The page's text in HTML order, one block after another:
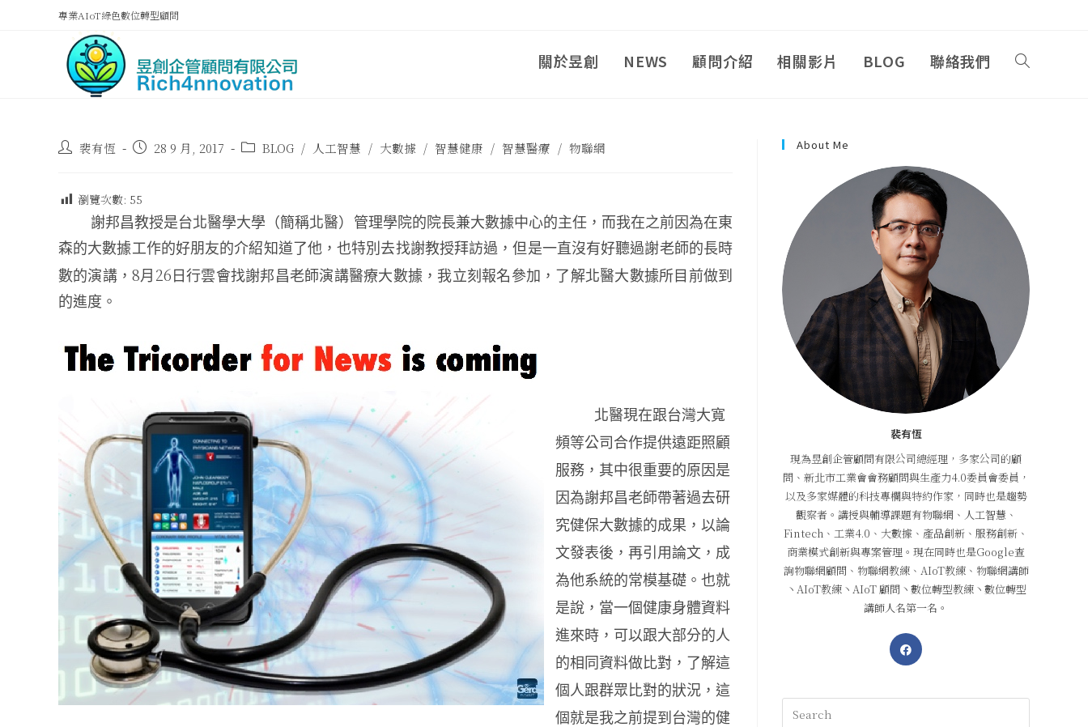
專業AIoT綠色數位轉型顧問
關於昱創 NEWS 顧問介紹 相關影片 BLOG 聯絡我們
裴有恆 28 9 月, 2017 BLOG / 人工智慧 / 大數據 / 智慧健康 / 智慧醫療 / 物聯網
瀏覽次數: 55
謝邦昌教授是台北醫學大學（簡稱北醫）管理學院的院長兼大數據中心的主任，而我在之前因為在東
森的大數據工作的好朋友的介紹知道了他，也特別去找謝教授拜訪過，但是一直沒有好聽過謝老師的長時
數的演講，8月 26 日行雲會找謝邦昌老師演講醫療大數據，我立刻報名參加，了解北醫大數據所目前做到
的進度。
北醫現在跟台灣大寬
頻等公司合作提供遠距照顧
服務，其中很重要的原因是
因為謝邦昌老師帶著過去研
究健保大數據的成果，以論
文發表後，再引用論文，成
為他系統的常模基礎。也就
是說，當一個健康身體資料
進來時，可以跟大部分的人
的相同資料做比對，了解這
個人跟群眾比對的狀況，這
個就是我之前提到台灣的健
About Me
裴有恆
現為昱創企管顧問有限公司總經理，多家公司的顧
問、新北市工業會會務顧問與生產力4.0委員會委員，
以及多家媒體的科技專欄與特約作家，同時也是趨勢
觀察者。講授與輔導課題有物聯網、人工智慧、
Fintech、工業4.0、大數據、產品創新、服務創新、
商業模式創新與專案管理。現在同時也是Google查
詢物聯網顧問、物聯網教練、AIoT教練、物聯網講師
丶AIoT教練丶AIoT 顧問丶數位轉型教練丶數位轉型
講師人名第一名。